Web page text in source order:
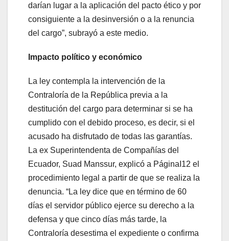
darían lugar a la aplicación del pacto ético y por
consiguiente a la desinversión o a la renuncia
del cargo”, subrayó a este medio.
Impacto político y económico
La ley contempla la intervención de la
Contraloría de la República previa a la
destitución del cargo para determinar si se ha
cumplido con el debido proceso, es decir, si el
acusado ha disfrutado de todas las garantías.
La ex Superintendenta de Compañías del
Ecuador, Suad Manssur, explicó a PáginaI12 el
procedimiento legal a partir de que se realiza la
denuncia. “La ley dice que en término de 60
días el servidor público ejerce su derecho a la
defensa y que cinco días más tarde, la
Contraloría desestima el expediente o confirma